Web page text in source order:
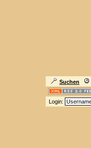
Suchen
Login: